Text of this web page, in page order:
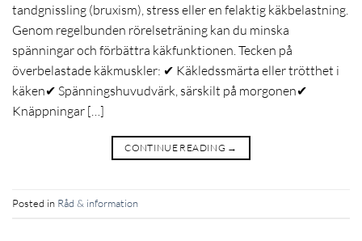
tandgnissling (bruxism), stress eller en felaktig käkbelastning.
Genom regelbunden rörelseträning kan du minska
spänningar och förbättra käkfunktionen. Tecken på
överbelastade käkmuskler: ✔ Käkledssmärta eller trötthet i
käken✔ Spänningshuvudvärk, särskilt på morgonen✔
Knäppningar […]
CONTINUE READING →
Posted in Råd & information